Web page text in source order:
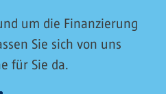
um die Finanzierung
Sie sich von uns
für Sie da.